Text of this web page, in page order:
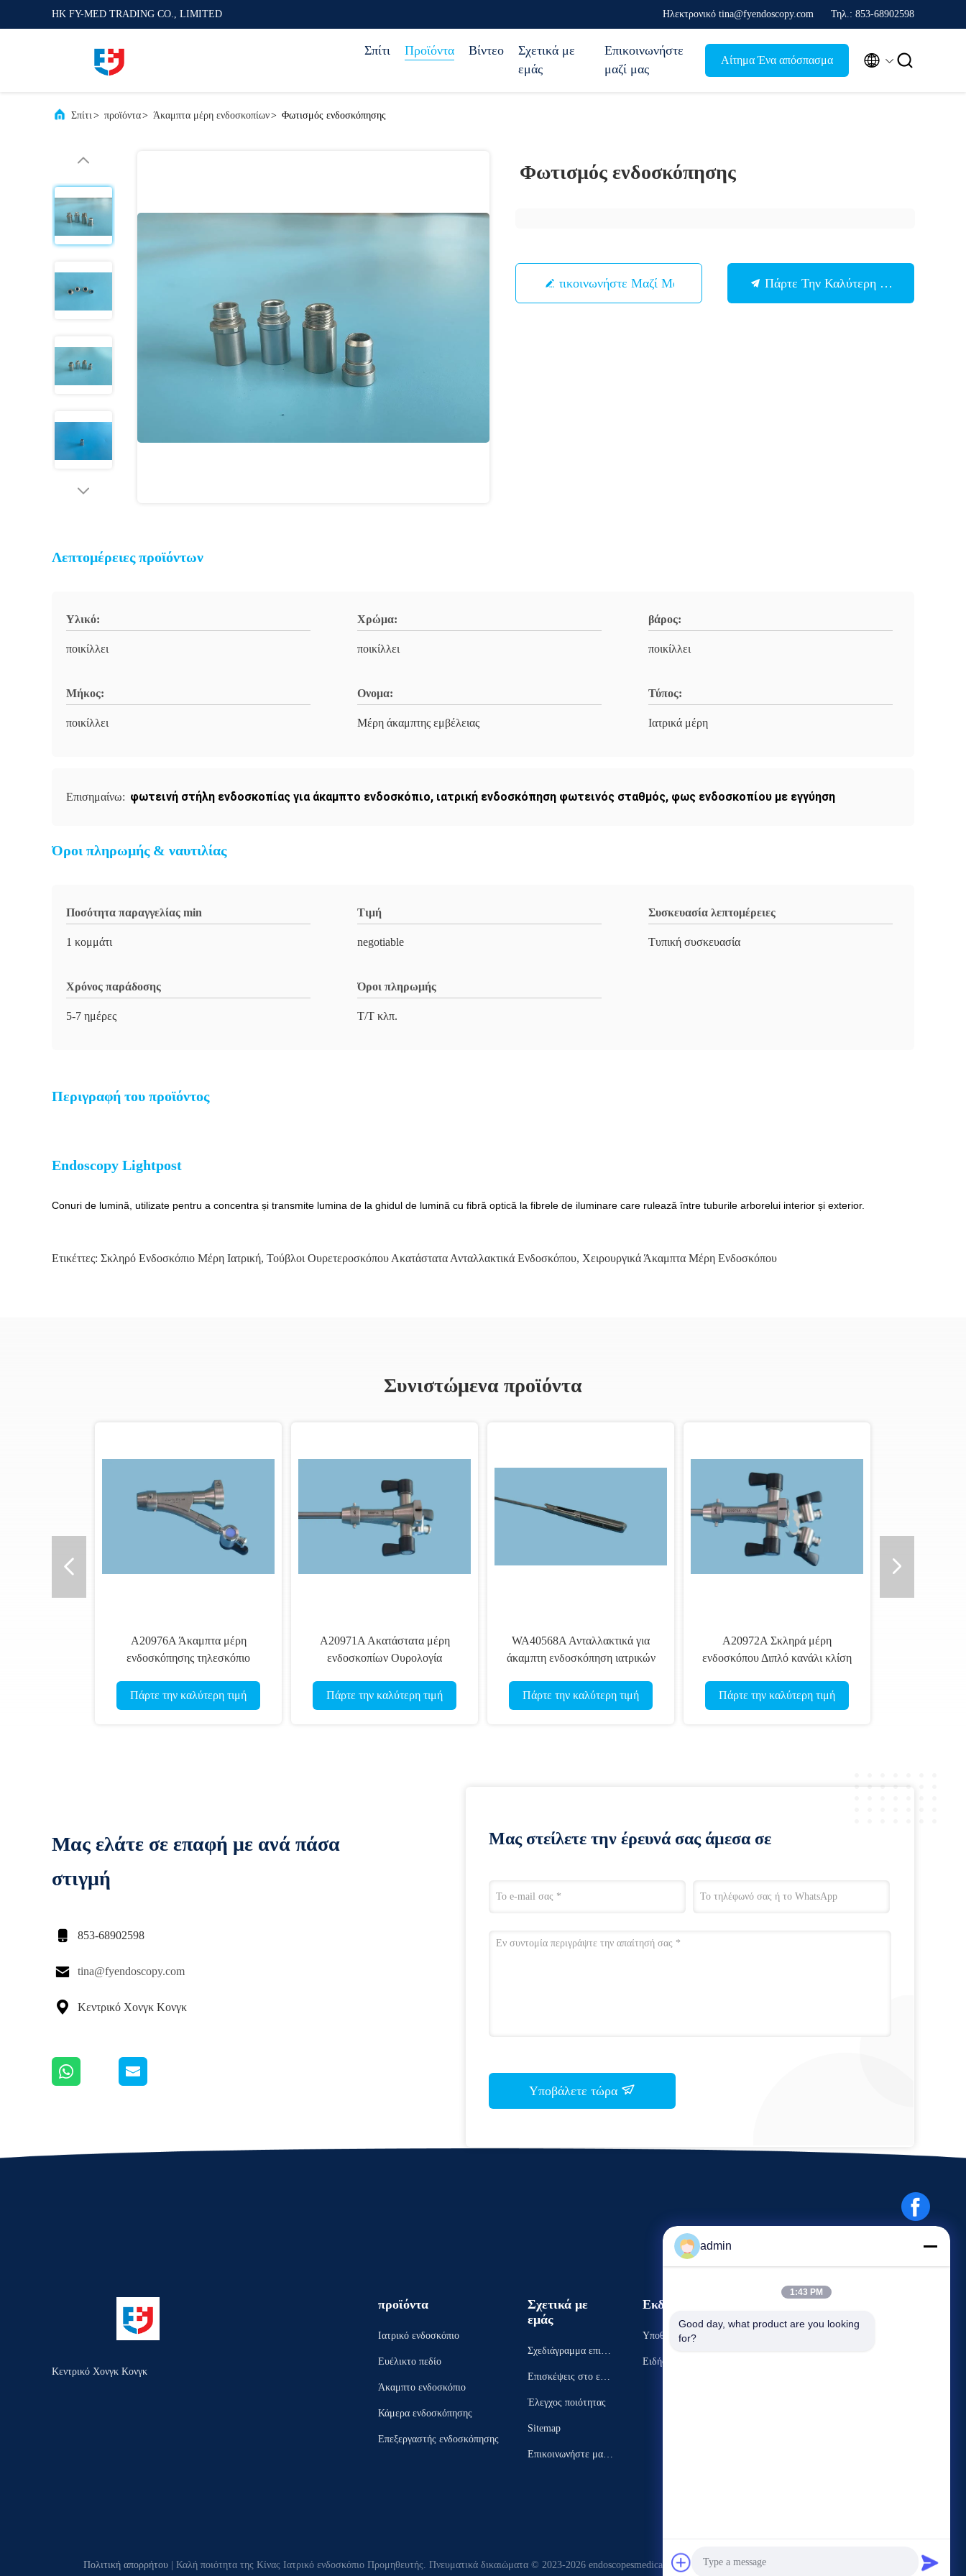
HK FY-MED TRADING CO., LIMITED Ηλεκτρονικό tina@fyendoscopy.com Τηλ.: 853-68902598
Σπίτι Προϊόντα Βίντεο
Σχετικά με
εμάς
Επικοινωνήστε
μαζί μας
Αίτημα Ένα απόσπασμα  
Σπίτι> προϊόντα> Άκαμπτα μέρη ενδοσκοπίων> Φωτισμός ενδοσκόπησης
Φωτισμός ενδοσκόπησης
Επικοινωνήστε Μαζί Μας Πάρτε Την Καλύτερη Τιμή
Λεπτομέρειες προϊόντων
Υλικό:
ποικίλλει
Χρώμα:
ποικίλλει
βάρος:
ποικίλλει
Μήκος:
ποικίλλει
Ονομα:
Μέρη άκαμπτης εμβέλειας
Τύπος:
Ιατρικά μέρη
Επισημαίνω: φωτεινή στήλη ενδοσκοπίας για άκαμπτο ενδοσκόπιο, ιατρική ενδοσκόπηση φωτεινός σταθμός, φως ενδοσκοπίου με εγγύηση
Όροι πληρωμής & ναυτιλίας
Ποσότητα παραγγελίας min
1 κομμάτι
Τιμή
negotiable
Συσκευασία λεπτομέρειες
Τυπική συσκευασία
Χρόνος παράδοσης
5-7 ημέρες
Όροι πληρωμής
Τ/Τ κλπ.
Περιγραφή του προϊόντος
Endoscopy Lightpost
Conuri de lumină, utilizate pentru a concentra și transmite lumina de la ghidul de lumină cu fibră optică la fibrele de iluminare care rulează între tuburile arborelui interior și exterior.
Ετικέττες: Σκληρό Ενδοσκόπιο Μέρη Ιατρική, Τούβλοι Ουρετεροσκόπου Ακατάστατα Ανταλλακτικά Ενδοσκόπου, Χειρουργικά Άκαμπτα Μέρη Ενδοσκόπου
Συνιστώμενα προϊόντα
Α20976Α Άκαμπτα μέρη
ενδοσκόπησης τηλεσκόπιο
Πάρτε την καλύτερη τιμή
Α20971Α Ακατάστατα μέρη
ενδοσκοπίων Ουρολογία
Πάρτε την καλύτερη τιμή
WA40568Α Ανταλλακτικά για
άκαμπτη ενδοσκόπηση ιατρικών
Πάρτε την καλύτερη τιμή
Α20972Α Σκληρά μέρη
ενδοσκόπου Διπλό κανάλι κλίση
Πάρτε την καλύτερη τιμή
Μας ελάτε σε επαφή με ανά πάσα
στιγμή
 853-68902598
 tina@fyendoscopy.com
 Κεντρικό Χονγκ Κονγκ
Μας στείλετε την έρευνά σας άμεσα σε
Υποβάλετε τώρα
Κεντρικό Χονγκ Κονγκ
προϊόντα
Ιατρικό ενδοσκόπιο
Ευέλικτο πεδίο
Άκαμπτο ενδοσκόπιο
Κάμερα ενδοσκόπησης
Επεξεργαστής ενδοσκόπησης
Σχετικά με
εμάς
Σχεδιάγραμμα επιχεί
Επισκέψεις στο εργ
Έλεγχος ποιότητας
Sitemap
Επικοινωνήστε μαζί
Εκδηλώσεις
Υποθέσεις
Ειδήσεις
Πολιτική απορρήτου | Καλή ποιότητα της Κίνας Ιατρικό ενδοσκόπιο Προμηθευτής. Πνευματικά δικαιώματα © 2023-2026 endoscopesmedical.com . Διατηρούνται όλα τα πνευματικά δικαιώματα.
admin
1:43 PM
Good day, what product are you looking
for?